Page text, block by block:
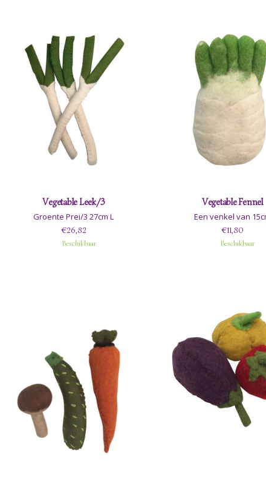
Vegetable Leek/3
Groente Prei/3 27cm L
€26,82
Beschikbaar
Vegetable Fennel
Een venkel van
€11,80
Beschikbaar